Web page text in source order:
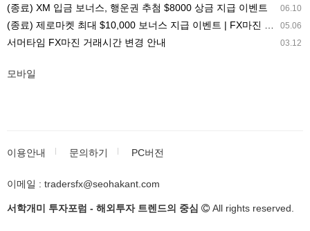
06.10
(종료) XM 입금 보너스, 행운권 추첨 $8000 상금 지급 이벤트
05.06
(종료) 제로마켓 최대 $10,000 보너스 지급 이벤트 | FX마진 해외거래소 ZEROMARKETS
03.12
서머타임 FX마진 거래시간 변경 안내
모바일
이용안내 문의하기 PC버전
이메일 : tradersfx@seohakant.com
서학개미 투자포럼 - 해외투자 트렌드의 중심 All rights reserved.